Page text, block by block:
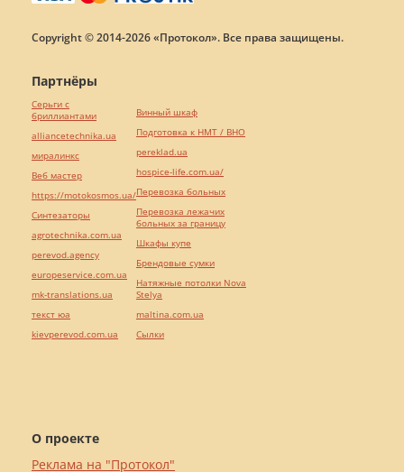
Copyright © 2014-2026 «Протокол». Все права защищены.
О проекте
Реклама на "Протокол"
Партнёры
Серьги с
бриллиантами
alliancetechnika.ua
миралинкс
Веб мастер
https://motokosmos.ua/
Синтезаторы
agrotechnika.com.ua
perevod.agency
europeservice.com.ua
mk-translations.ua
текст юа
kievperevod.com.ua
Винный шкаф
Подготовка к НМТ / ВНО
pereklad.ua
hospice-life.com.ua/
Перевозка больных
Перевозка лежачих
больных за границу
Шкафы купе
Брендовые сумки
Натяжные потолки Nova
Stelya
maltina.com.ua
Cылки